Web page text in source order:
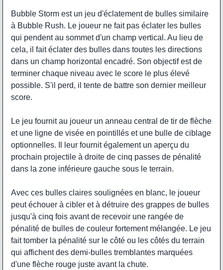
Bubble Storm est un jeu d'éclatement de bulles similaire
à Bubble Rush. Le joueur ne fait pas éclater les bulles
qui pendent au sommet d'un champ vertical. Au lieu de
cela, il fait éclater des bulles dans toutes les directions
dans un champ horizontal encadré. Son objectif est de
terminer chaque niveau avec le score le plus élevé
possible. S'il perd, il tente de battre son dernier meilleur
score.
Le jeu fournit au joueur un anneau central de tir de flèche
et une ligne de visée en pointillés et une bulle de ciblage
optionnelles. Il leur fournit également un aperçu du
prochain projectile à droite de cinq passes de pénalité
dans la zone inférieure gauche sous le terrain.
Avec ces bulles claires soulignées en blanc, le joueur
peut échouer à cibler et à détruire des grappes de bulles
jusqu'à cinq fois avant de recevoir une rangée de
pénalité de bulles de couleur fortement mélangée. Le jeu
fait tomber la pénalité sur le côté ou les côtés du terrain
qui affichent des demi-bulles tremblantes marquées
d'une flèche rouge juste avant la chute.